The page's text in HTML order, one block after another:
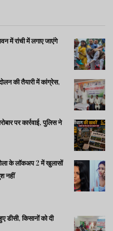
में रांची में लगाए जाएंगे
की तैयारी में कांग्रेस,
पर कार्रवाई, पुलिस ने
खुलासों
मचा हंगामा, बोलीं- कोई खुश नहीं
किसानों को दी